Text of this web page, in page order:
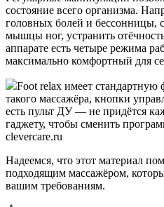
состояние всего организма.
головных болей и бессонницы,
мышцы ног, устранить
аппарате есть четыре режима
максимально комфортный для
Foot relax имеет стандартную
такого массажёра, кнопки
есть пульт ДУ — не придётся
гаджету, чтобы сменить
clevercare.ru
Надеемся, что этот материал
подходящим массажёром,
вашим требованиям.